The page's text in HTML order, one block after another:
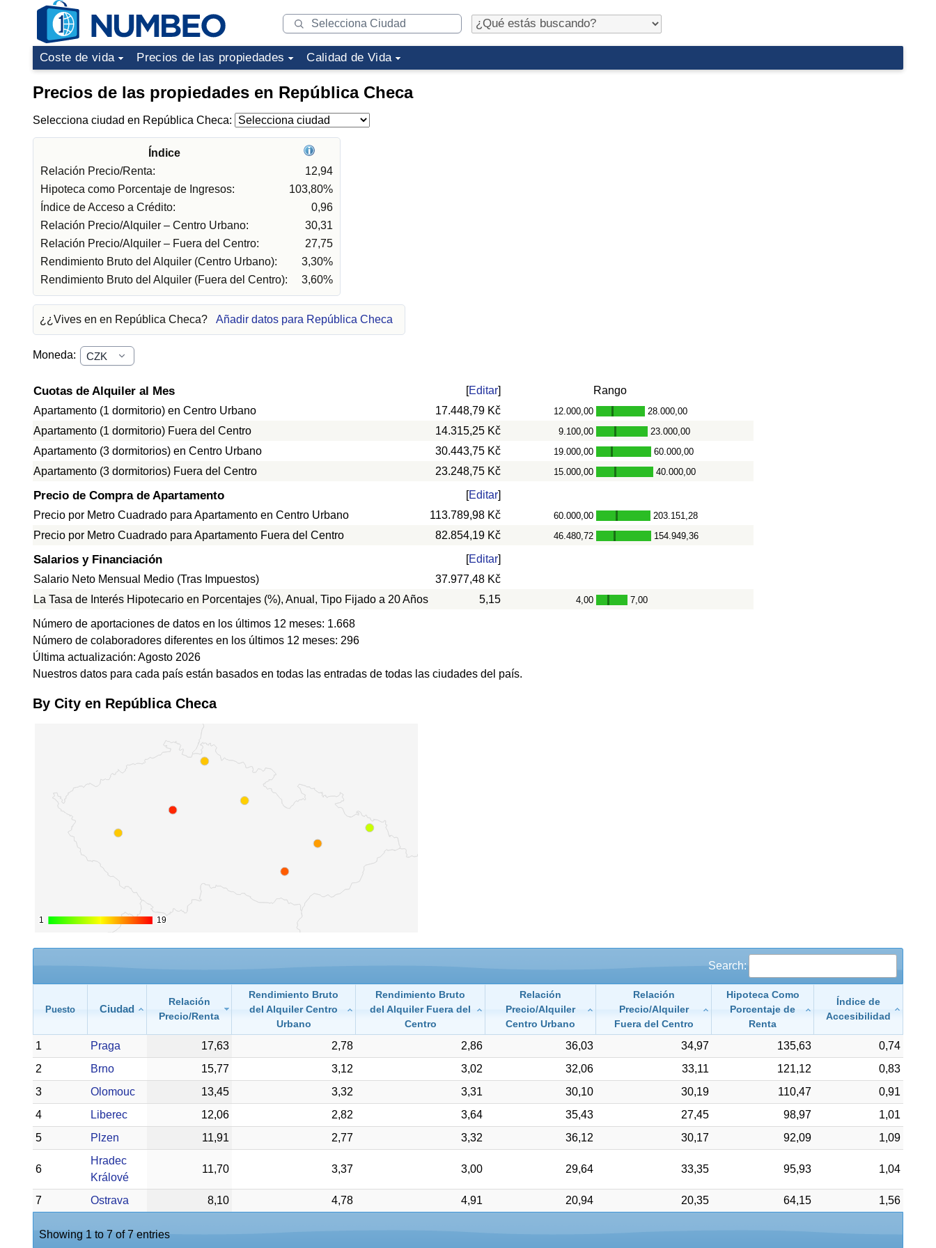
Coste de vida Precios de las propiedades Calidad de Vida
Precios de las propiedades en República Checa
Selecciona ciudad en República Checa:
Índice
Relación Precio/Renta:
12,94
Hipoteca como Porcentaje de Ingresos:
103,80%
Índice de Acceso a Crédito:
0,96
Relación Precio/Alquiler – Centro Urbano:
30,31
Relación Precio/Alquiler – Fuera del Centro:
27,75
Rendimiento Bruto del Alquiler (Centro Urbano):
3,30%
Rendimiento Bruto del Alquiler (Fuera del Centro):
3,60%
¿¿Vives en en República Checa? Añadir datos para República Checa
Moneda:
Cuotas de Alquiler al Mes [Editar]
Rango
Apartamento (1 dormitorio) en Centro Urbano
17.448,79 Kč 12.000,00 - 28.000,00
Apartamento (1 dormitorio) Fuera del Centro 14.315,25 Kč 9.100,00 - 23.000,00
Apartamento (3 dormitorios) en Centro Urbano 30.443,75 Kč 19.000,00 - 60.000,00
Apartamento (3 dormitorios) Fuera del Centro 23.248,75 Kč 15.000,00 - 40.000,00
Precio de Compra de Apartamento [Editar]
Precio por Metro Cuadrado para Apartamento en Centro Urbano
113.789,98 Kč 60.000,00 - 203.151,28
Precio por Metro Cuadrado para Apartamento Fuera del Centro 82.854,19 Kč 46.480,72 - 154.949,36
Salarios y Financiación [Editar]
Salario Neto Mensual Medio (Tras Impuestos)
37.977,48 Kč
La Tasa de Interés Hipotecario en Porcentajes (%), Anual, Tipo Fijado a 20 Años
5,15 4,00 - 7,00
Número de aportaciones de datos en los últimos 12 meses: 1.668
Número de colaboradores diferentes en los últimos 12 meses: 296
Última actualización: Agosto 2026
Nuestros datos para cada país están basados en todas las entradas de todas las ciudades del país.
By City en República Checa
1
1 19
19
Search:
Puesto Ciudad
Relación
Precio/Renta
Rendimiento Bruto
del Alquiler Centro
Urbano
Rendimiento Bruto
del Alquiler Fuera del
Centro
Relación
Precio/Alquiler
Centro Urbano
Relación
Precio/Alquiler
Fuera del Centro
Hipoteca Como
Porcentaje de
Renta
Índice de
Accesibilidad
1 Praga 17,63 2,78 2,86 36,03 34,97 135,63
0,74
2
Brno 15,77 3,12 3,02 32,06 33,11 121,12
0,83
3
Olomouc 13,45 3,32 3,31 30,10 30,19 110,47
0,91
4
Liberec 12,06 2,82 3,64 35,43 27,45 98,97
1,01
5
Plzen 11,91 2,77 3,32 36,12 30,17 92,09 1,09
6
Hradec
Králové
11,70 3,37 3,00 29,64 33,35 95,93 1,04
7 Ostrava 8,10 4,78 4,91 20,94 20,35 64,15 1,56
Showing 1 to 7 of 7 entries